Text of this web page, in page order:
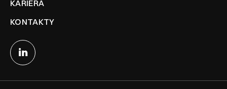
KARIERA
KONTAKTY